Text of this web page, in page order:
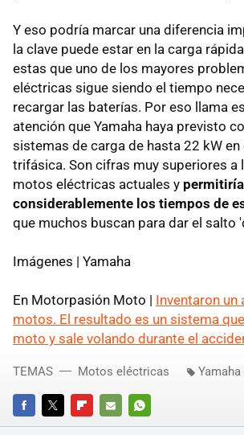
Y eso podría marcar una diferencia
la clave puede estar en la carga
estas que uno de los mayores
eléctricas sigue siendo el tiempo
recargar las baterías. Por eso llama
atención que Yamaha haya previsto
sistemas de carga de hasta 22 kW
trifásica. Son cifras muy superiores a
motos eléctricas actuales y
considerablemente los tiempos de
que muchos buscan para dar el salto
Imágenes | Yamaha
En Motorpasión Moto | Inventaron un
motos. El resultado es un sistema
moto y sale volando durante el
FACEBOOKTWITTERFLIPBOARD
E-
WHATSAPP
TEMAS Motos eléctricas Yamaha